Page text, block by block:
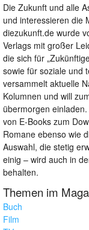
Die Zukunft und alle
und interessieren die
diezukunft.de wurde
Verlags mit großer
die sich für
sowie für soziale und
versammelt aktuelle
Kolumnen und will
übermorgen
von E-Books zum
Romane ebenso wie
Auswahl, die stetig
einig – wird auch in
behalten.
Themen im
Buch
Film